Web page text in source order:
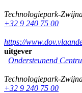
Technologiepark-
+32 9 240 75 00
https://
uitgever
Ondersteunend
Technologiepark-
+32 9 240 75 00